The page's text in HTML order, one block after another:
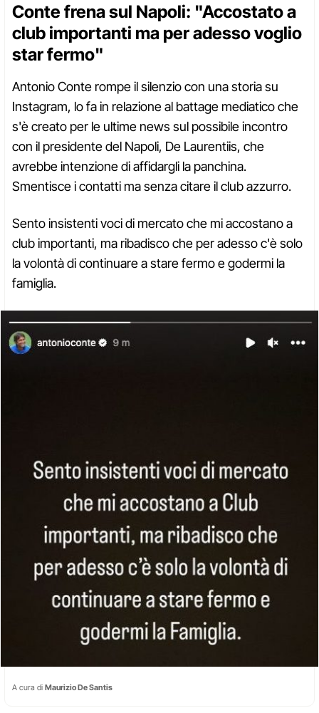
Conte frena sul Napoli: "Accostato a
club importanti ma per adesso voglio
star fermo"
Antonio Conte rompe il silenzio con una storia su
Instagram, lo fa in relazione al battage mediatico che
s'è creato per le ultime news sul possibile incontro
con il presidente del Napoli, De Laurentiis, che
avrebbe intenzione di affidargli la panchina.
Smentisce i contatti ma senza citare il club azzurro.
Sento insistenti voci di mercato che mi accostano a
club importanti, ma ribadisco che per adesso c'è solo
la volontà di continuare a stare fermo e godermi la
famiglia.
A cura di Maurizio De Santis